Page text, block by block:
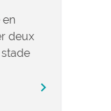
en
deux
chevron_right